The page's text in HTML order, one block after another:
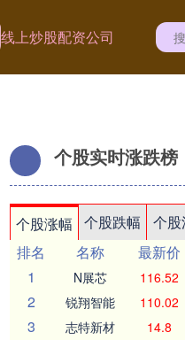
线上炒股配资公司
个股实时涨跌榜
个股涨幅 个股跌幅 个股
排名
名称 最新价
1
N展芯 116.52
2 锐翔智能 110.02
3 志特新材 14.8